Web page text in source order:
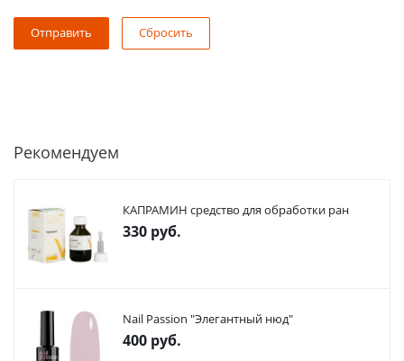
Сбросить
Рекомендуем
КАПРАМИН средство для обработки ран
330 руб.
Nail Passion "Элегантный нюд"
400 руб.